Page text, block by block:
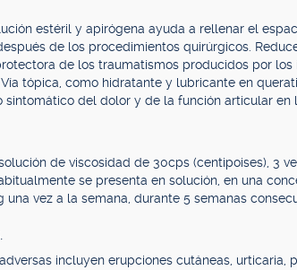
estéril y apirógena ayuda a rellenar el
de los procedimientos quirúrgicos.
de los traumatismos producidos por
tópica, como hidratante y lubricante en
sintomático del dolor y de la función articular en
de viscosidad de 30cps (centipoises), 3
se presenta en solución, en una
vez a la semana, durante 5 semanas
incluyen erupciones cutáneas, urticaria,